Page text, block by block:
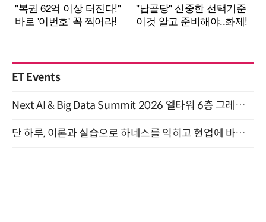
ET Events
Next AI & Big Data Summit 2026 엘타워 6층 그레이스홀 개최 (9/18)
단 하루, 이론과 실습으로 하네스를 익히고 현업에 바로 쓰는 핸즈온 워크숍 (8/20)